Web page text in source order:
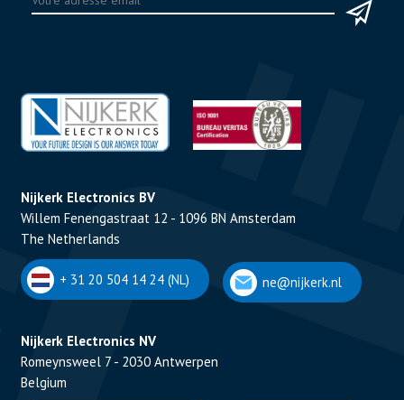
Nijkerk Electronics BV
Willem Fenengastraat 12 - 1096 BN Amsterdam
The Netherlands
+ 31 20 504 14 24 (NL) ne@nijkerk.nl
Nijkerk Electronics NV
Romeynsweel 7 - 2030 Antwerpen
Belgium